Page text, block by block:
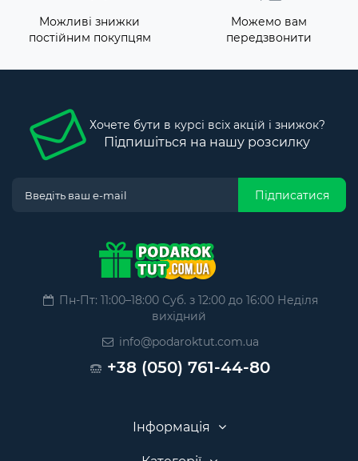
Можливі знижки
постійним покупцям
Можемо вам
передзвонити
Хочете бути в курсі всіх акцій і знижок?
Підпишіться на нашу розсилку
Підписатися
Пн-Пт: 11:00–18:00 Суб. з 12:00 до 16:00 Неділя
вихідний
info@podaroktut.com.ua
+38 (050) 761-44-80
Інформація